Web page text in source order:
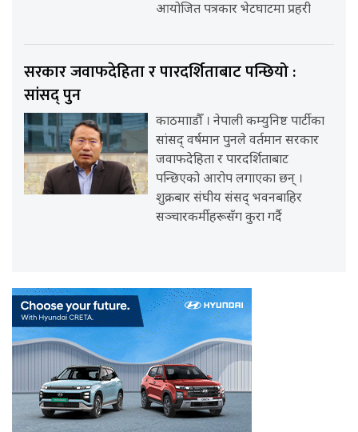
आयोजित पत्रकार भेटघाटमा प्रहरी
सरकार जवाफदेहिता र पारदर्शिताबाट पन्छियो :
सांसद् पुन
काठमााडौँ । नेपाली कम्युनिष्ट पार्टीका
सांसद् वर्षमान पुनले वर्तमान सरकार
जवाफदेहिता र पारदर्शिताबाट
पन्छिएको आरोप लगाएका छन् ।
शुक्रबार संघीय संसद् भवनबाहिर
सञ्चारकर्मीहरूसँग कुरा गर्दै